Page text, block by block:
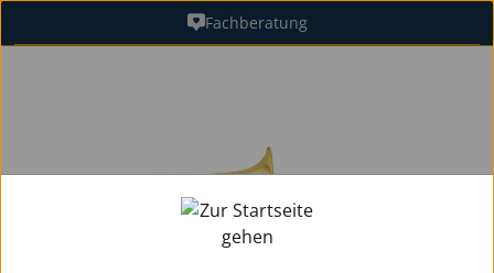
Zum Hauptinhalt springenFachberatung